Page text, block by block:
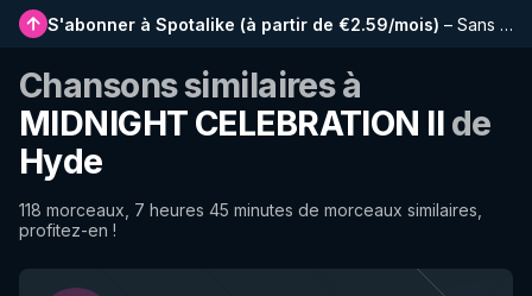
S'abonner à Spotalike (à partir de €2.59/mois) – Sans publicité, playlists plus longues, historique complet et accès anticipé aux nouvelles fonctionnalités
Chansons similaires à
MIDNIGHT CELEBRATION II de
Hyde
118 morceaux, 7 heures 45 minutes de morceaux similaires,
profitez-en !